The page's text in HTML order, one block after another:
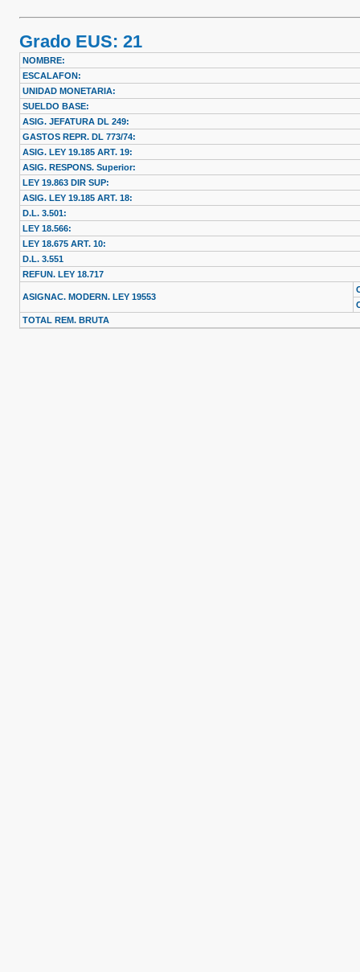
Grado EUS: 21
NOMBRE:
ESCALAFON:
UNIDAD MONETARIA:
SUELDO BASE:
ASIG. JEFATURA DL 249:
GASTOS REPR. DL 773/74:
ASIG. LEY 19.185 ART. 19:
ASIG. RESPONS. Superior:
LEY 19.863 DIR SUP:
ASIG. LEY 19.185 ART. 18:
D.L. 3.501:
LEY 18.566:
LEY 18.675 ART. 10:
D.L. 3.551
REFUN. LEY 18.717
ASIGNAC. MODERN. LEY 19553
TOTAL REM. BRUTA